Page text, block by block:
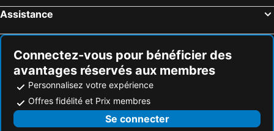
Assistance
Connectez-vous pour bénéficier des
avantages réservés aux membres
Personnalisez votre expérience
Offres fidélité et Prix membres
Se connecter